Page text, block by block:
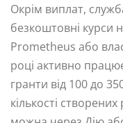
Окрім виплат,
безкоштовні курси
Prometheus або
році активно
гранти від 100 до
кількості